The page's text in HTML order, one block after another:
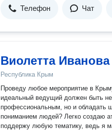
Телефон Чат
Виолетта Иванова
Республика Крым
Проведу любое мероприятие в Крыму. Знаете ли вы,
идеальный ведущий должен быть
профессиональным, но и обладать
пониманием людей? Легко создаю атмосферу праздника и
поддержу любую тематику, ведь я